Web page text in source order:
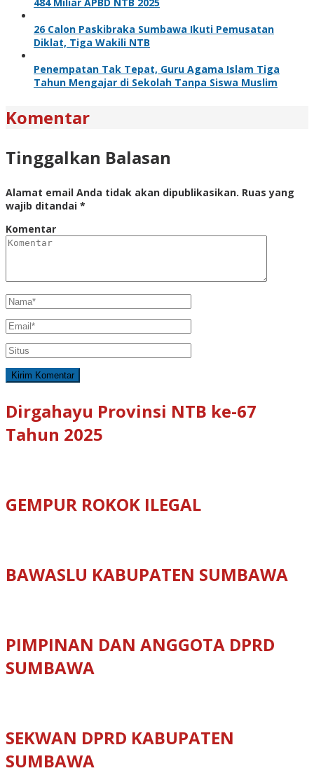
26 Calon Paskibraka Sumbawa Ikuti Pemusatan
Diklat, Tiga Wakili NTB
Penempatan Tak Tepat, Guru Agama Islam Tiga
Tahun Mengajar di Sekolah Tanpa Siswa Muslim
Komentar
Tinggalkan Balasan
Alamat email Anda tidak akan dipublikasikan. Ruas yang
wajib ditandai *
Komentar
Dirgahayu Provinsi NTB ke-67
Tahun 2025
GEMPUR ROKOK ILEGAL
BAWASLU KABUPATEN SUMBAWA
PIMPINAN DAN ANGGOTA DPRD
SUMBAWA
SEKWAN DPRD KABUPATEN
SUMBAWA